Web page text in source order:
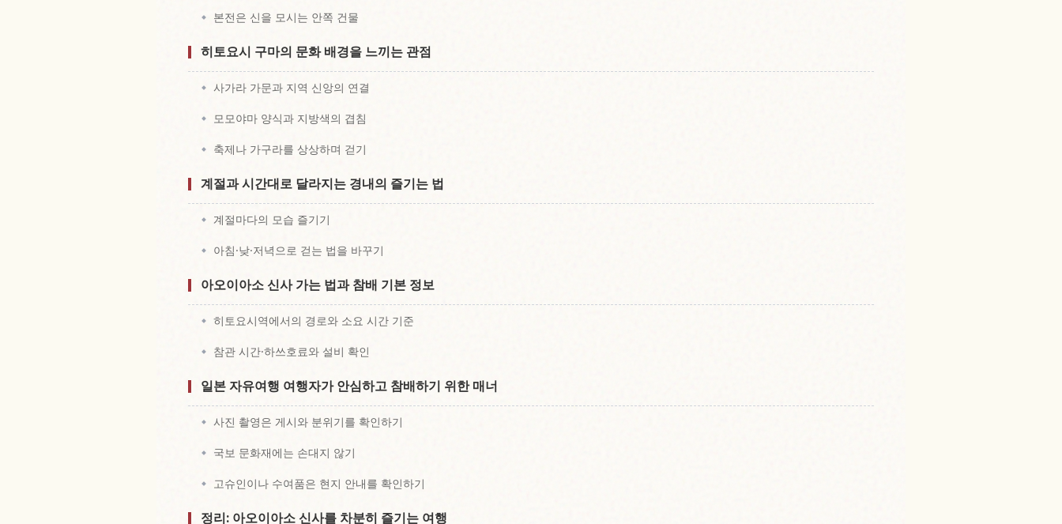
본전은 신을 모시는 안쪽 건물
히토요시 구마의 문화 배경을 느끼는 관점
사가라 가문과 지역 신앙의 연결
모모야마 양식과 지방색의 겹침
축제나 가구라를 상상하며 걷기
계절과 시간대로 달라지는 경내의 즐기는 법
계절마다의 모습 즐기기
아침·낮·저녁으로 걷는 법을 바꾸기
아오이아소 신사 가는 법과 참배 기본 정보
히토요시역에서의 경로와 소요 시간 기준
참관 시간·하쓰호료와 설비 확인
일본 자유여행 여행자가 안심하고 참배하기 위한 매너
사진 촬영은 게시와 분위기를 확인하기
국보 문화재에는 손대지 않기
고슈인이나 수여품은 현지 안내를 확인하기
정리: 아오이아소 신사를 차분히 즐기는 여행